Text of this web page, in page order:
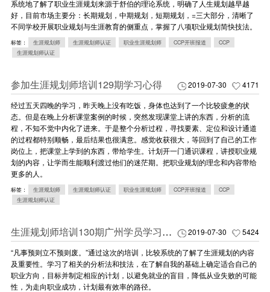
系统地了解了职业生涯规划来源于舒伯的理论系统，明确了人生规划越早越
好，目前市场主要分：长期规划，中期规划，短期规划，=三大部分，清晰了
不同学校开展职业规划与生涯教育的侧重点，掌握了八项职业规划简快技法。
标签： 生涯规划师 生涯规划师认证 职业生涯规划师 CCP开班报道
CCP
生涯规划师认证
2019-07-30 4171
参加生涯规划师培训129期学习心得
经过五天四晚的学习，昨天晚上没有吃饭，身体也达到了一个比较疲惫的状
态。但是在晚上分析课堂案例的时候，突然发现课堂上讲的东西，分析的流
程，不知不觉中内化了进来。于是整个分析过程，寻找要素、定位和设计通道
的过程都特别顺畅，最后结果也很满意。感觉收获很大，等回到了自己的工作
岗位上，把课堂上学到的东西，带给学生。计划开一门通识课程，讲授职业规
划的内容，让学而生能顺利渡过他们的迷茫期。把职业规划的理念和内容带给
更多的人。
标签： 生涯规划师 生涯规划师认证 职业生涯规划师 CCP开班报道
CCP
生涯规划师认证
2019-07-30 5424
生涯规划师培训130期广州学员学习心得
“凡事预则立不预则废。”通过这次的培训，比较系统的了解了生涯规划的内容
及重要性。学习了相关的分析法和技法，在了解自我的基础上确定适合自己的
职业方向，目标并制定相应的计划，以避免就业的盲目，降低从业失败的可能
性，为走向职业成功，计划最有效率的路径。